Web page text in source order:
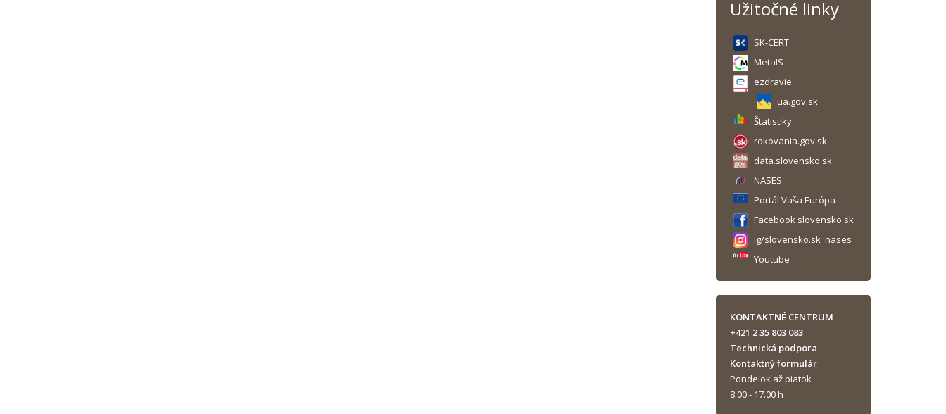
Užitočné linky
SK-CERT
MetaIS
ezdravie
ua.gov.sk
Štatistiky
rokovania.gov.sk
data.slovensko.sk
NASES
Portál Vaša Európa
Facebook slovensko.sk
ig/slovensko.sk_nases
Youtube
KONTAKTNÉ CENTRUM
+421 2 35 803 083
Technická podpora
Kontaktný formulár
Pondelok až piatok
8.00 - 17.00 h